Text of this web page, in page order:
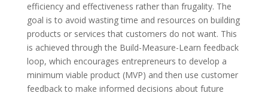
efficiency and effectiveness rather than frugality. The
goal is to avoid wasting time and resources on building
products or services that customers do not want. This
is achieved through the Build-Measure-Learn feedback
loop, which encourages entrepreneurs to develop a
minimum viable product (MVP) and then use customer
feedback to make informed decisions about future